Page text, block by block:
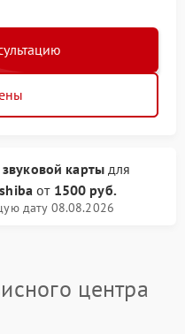
карты для
от 1500 руб.
дату 08.08.2026
центра